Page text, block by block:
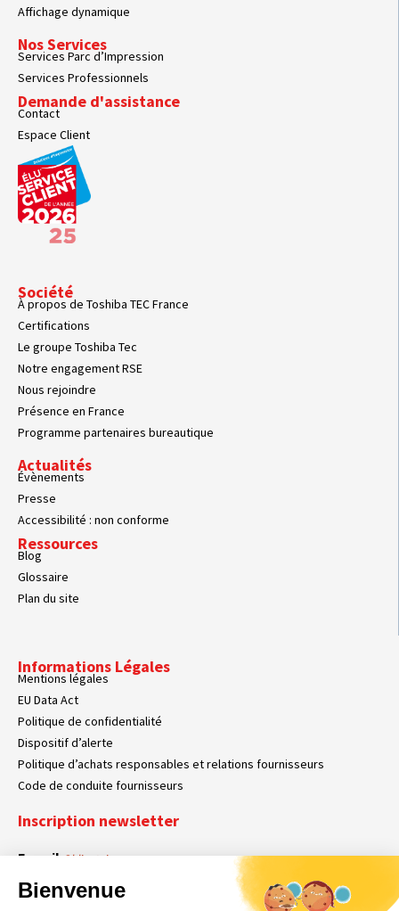
Affichage dynamique
Nos Services
Services Parc d’Impression
Services Professionnels
Demande d'assistance
Contact
Espace Client
Société
À propos de Toshiba TEC France
Certifications
Le groupe Toshiba Tec
Notre engagement RSE
Nous rejoindre
Présence en France
Programme partenaires bureautique
Actualités
Évènements
Presse
Accessibilité : non conforme
Ressources
Blog
Glossaire
Plan du site
Informations Légales
Mentions légales
EU Data Act
Politique de confidentialité
Dispositif d’alerte
Politique d’achats responsables et relations fournisseurs
Code de conduite fournisseurs
Inscription newsletter
E-mailObligatoire
Bienvenue